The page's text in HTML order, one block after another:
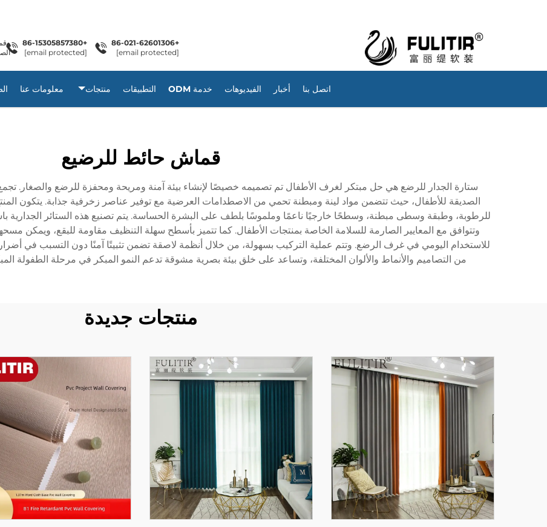
+86-021-62601306
[email protected]
+86-15305857380
[email protected]
معلومات عنا منتجات التطبيقات خدمة ODM الفيديوهات أخبار اتصل بنا
قماش حائط للرضيع
ستارة الجدار للرضع هي حل مبتكر لغرف الأطفال تم تصميمه خصيصًا لإنشاء بيئة آمنة ومريحة ومحفزة للرضع والصغار. تجمع
الصديقة للأطفال، حيث تتضمن مواد لينة ومبطنة تحمي من الاصطدامات العرضية مع توفير عناصر زخرفية جذابة. يتكون
للرطوبة، وطبقة وسطى مبطنة، وسطحًا خارجيًا ناعمًا وملموسًا بلطف على البشرة الحساسة. يتم تصنيع هذه الستائر الجدارية
وتتوافق مع المعايير الصارمة للسلامة الخاصة بمنتجات الأطفال. كما تتميز بأسطح سهلة التنظيف مقاومة للبقع، ويمكن
للاستخدام اليومي في غرف الرضع. وتتم عملية التركيب بسهولة، من خلال أنظمة لاصقة تضمن تثبيتًا آمنًا دون التسبب في أضرار
من التصاميم والأنماط والألوان المختلفة، وتساعد على خلق بيئة بصرية مشوقة تدعم النمو المبكر في مرحلة الطفولة
منتجات جديدة